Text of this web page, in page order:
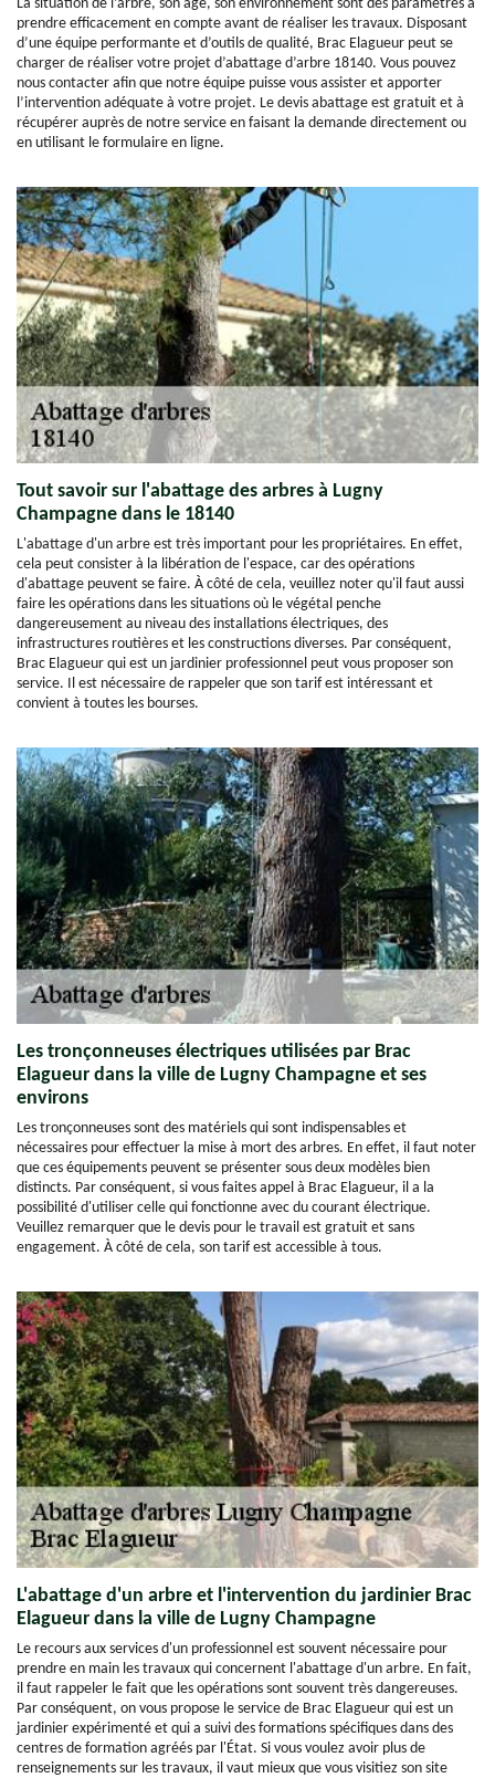
La situation de l’arbre, son âge, son environnement sont des paramètres à
prendre efficacement en compte avant de réaliser les travaux. Disposant
d’une équipe performante et d’outils de qualité, Brac Elagueur peut se
charger de réaliser votre projet d’abattage d’arbre 18140. Vous pouvez
nous contacter afin que notre équipe puisse vous assister et apporter
l’intervention adéquate à votre projet. Le devis abattage est gratuit et à
récupérer auprès de notre service en faisant la demande directement ou
en utilisant le formulaire en ligne.
Tout savoir sur l'abattage des arbres à Lugny
Champagne dans le 18140
L'abattage d'un arbre est très important pour les propriétaires. En effet,
cela peut consister à la libération de l'espace, car des opérations
d'abattage peuvent se faire. À côté de cela, veuillez noter qu'il faut aussi
faire les opérations dans les situations où le végétal penche
dangereusement au niveau des installations électriques, des
infrastructures routières et les constructions diverses. Par conséquent,
Brac Elagueur qui est un jardinier professionnel peut vous proposer son
service. Il est nécessaire de rappeler que son tarif est intéressant et
convient à toutes les bourses.
Les tronçonneuses électriques utilisées par Brac
Elagueur dans la ville de Lugny Champagne et ses
environs
Les tronçonneuses sont des matériels qui sont indispensables et
nécessaires pour effectuer la mise à mort des arbres. En effet, il faut noter
que ces équipements peuvent se présenter sous deux modèles bien
distincts. Par conséquent, si vous faites appel à Brac Elagueur, il a la
possibilité d'utiliser celle qui fonctionne avec du courant électrique.
Veuillez remarquer que le devis pour le travail est gratuit et sans
engagement. À côté de cela, son tarif est accessible à tous.
L'abattage d'un arbre et l'intervention du jardinier Brac
Elagueur dans la ville de Lugny Champagne
Le recours aux services d'un professionnel est souvent nécessaire pour
prendre en main les travaux qui concernent l'abattage d'un arbre. En fait,
il faut rappeler le fait que les opérations sont souvent très dangereuses.
Par conséquent, on vous propose le service de Brac Elagueur qui est un
jardinier expérimenté et qui a suivi des formations spécifiques dans des
centres de formation agréés par l'État. Si vous voulez avoir plus de
renseignements sur les travaux, il vaut mieux que vous visitiez son site